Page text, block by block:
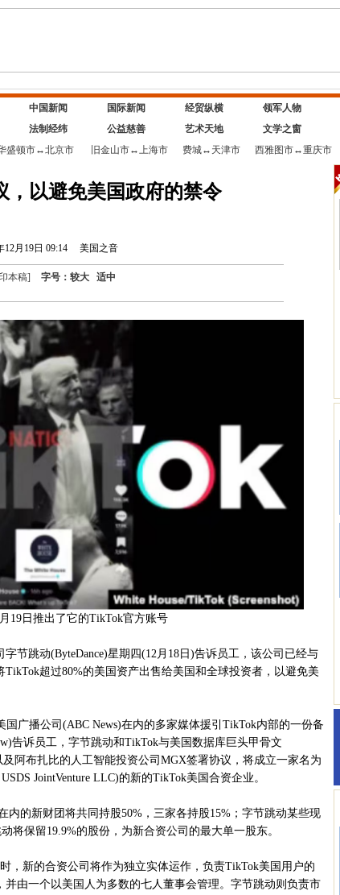
中国新闻 国际新闻 经贸纵横 领军人物
法制经纬 公益慈善 艺术天地 文学之窗
盛顿市↔北京市 旧金山市↔上海市 费城↔ 天津市 西雅图市↔重庆市
，以避免美国政府的禁令
12月19日 09:14 美国之音
本稿] 字号： 较大 适中
19日推出了它的TikTok官方账号
跳动(ByteDance)星期四(12月18日)告诉员工，该公司已经与
超过80%的美国资产出售给美国和全球投资者，以避免美
广播公司(ABC News)在内的多家媒体援引TikTok内部的一份备
告诉员工，字节跳动和TikTok与美国数据库巨头甲骨文
阿布扎比的人工智能投资公司MGX签署协议，将成立一家名为
JointVenture LLC)的新的TikTok美国合资企业。
的新财团将共同持股50%，三家各持股15%；字节跳动某些现
将保留19.9%的股份，为新合资公司的最大单一股东。
新的合资公司将作为独立实体运作，负责TikTok美国用户的
由一个以美国人为多数的七人董事会管理。字节跳动则负责市